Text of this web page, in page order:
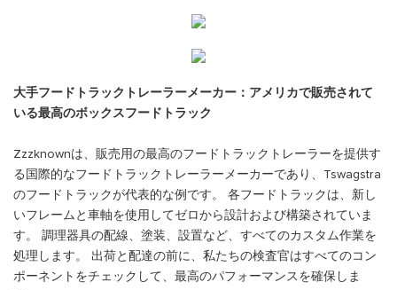
大手フードトラックトレーラーメーカー：アメリカで販売されて
いる最高のボックスフードトラック
Zzzknownは、販売用の最高のフードトラックトレーラーを提供す
る国際的なフードトラックトレーラーメーカーであり、Tswagstra
のフードトラックが代表的な例です。 各フードトラックは、新し
いフレームと車軸を使用してゼロから設計および構築されていま
す。 調理器具の配線、塗装、設置など、すべてのカスタム作業を
処理します。 出荷と配達の前に、私たちの検査官はすべてのコン
ポーネントをチェックして、最高のパフォーマンスを確保しま